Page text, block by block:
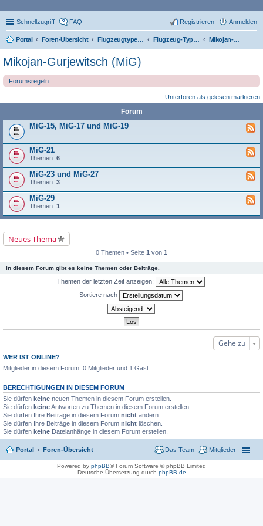
Schnellzugriff FAQ Anmelden
Registrieren
Portal Foren-Übersicht Flugzeugtypen, Triebwerke und Technik Flugzeug-Typen Mikojan-Gurjewitsch (MiG)
Mikojan-Gurjewitsch (MiG)
Forumsregeln
Unterforen als gelesen markieren
Forum
MiG-15, MiG-17 und MiG-19
MiG-21
Themen: 6
MiG-23 und MiG-27
Themen: 3
MiG-29
Themen: 1
Neues Thema
0 Themen • Seite 1 von 1
In diesem Forum gibt es keine Themen oder Beiträge.
Themen der letzten Zeit anzeigen:
Sortiere nach
Gehe zu
WER IST ONLINE?
Mitglieder in diesem Forum: 0 Mitglieder und 1 Gast
BERECHTIGUNGEN IN DIESEM FORUM
Sie dürfen keine neuen Themen in diesem Forum erstellen.
Sie dürfen keineAntworten zu Themen in diesem Forum erstellen.
Sie dürfen Ihre Beiträge in diesem Forum nicht ändern.
Sie dürfen Ihre Beiträge in diesem Forum nicht löschen.
Sie dürfen keine Dateianhänge in diesem Forum erstellen.
Portal Foren-Übersicht Mitglieder
Das Team
Powered by phpBB® Forum Software © phpBB Limited
Deutsche Übersetzung durch phpBB.de